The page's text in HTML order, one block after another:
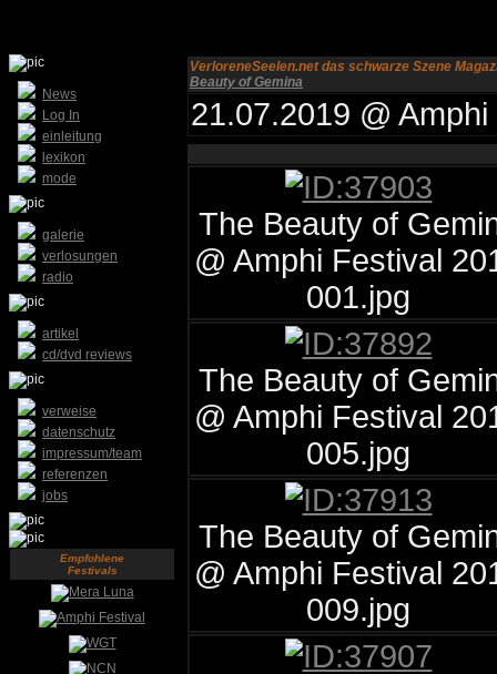
News
Log In
einleitung
lexikon
mode
galerie
verlosungen
radio
artikel
cd/dvd reviews
verweise
datenschutz
impressum/team
referenzen
jobs
Empfohlene
Festivals
VerloreneSeelen.net das schwarze Szene
Beauty of Gemina
21.07.2019 @
The Beauty of
@ Amphi Festival
001.jpg
The Beauty of
@ Amphi Festival
005.jpg
The Beauty of
@ Amphi Festival
009.jpg